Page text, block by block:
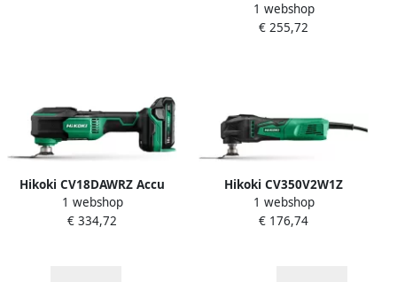
Cirkelzaag | 18 V | 165 mm
| Exclusief lader en
1 webshop
€ 255,72
Hikoki CV18DAWRZ Accu
Multitool | 18 V | Inclusief 2
x 2.0 Ah accu&apos;s en
1 webshop
€ 334,72
Hikoki CV350V2W1Z
Multitool | 230 V | 350 W |
Inclusief extra accessoires |
1 webshop
€ 176,74